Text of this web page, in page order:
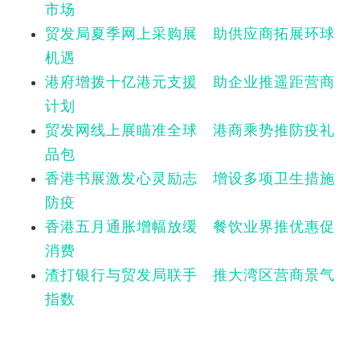
市场
贸发局夏季网上采购展 助供应商拓展环球
机遇
港府增拨十亿港元支援 助企业推遥距营商
计划
贸发网线上展瞄准全球 港商乘势推防疫礼
品包
香港书展激发心灵励志 增设多项卫生措施
防疫
香港五月通胀增幅放缓 餐饮业界推优惠促
消费
渣打银行与贸发局联手 推大湾区营商景气
指数